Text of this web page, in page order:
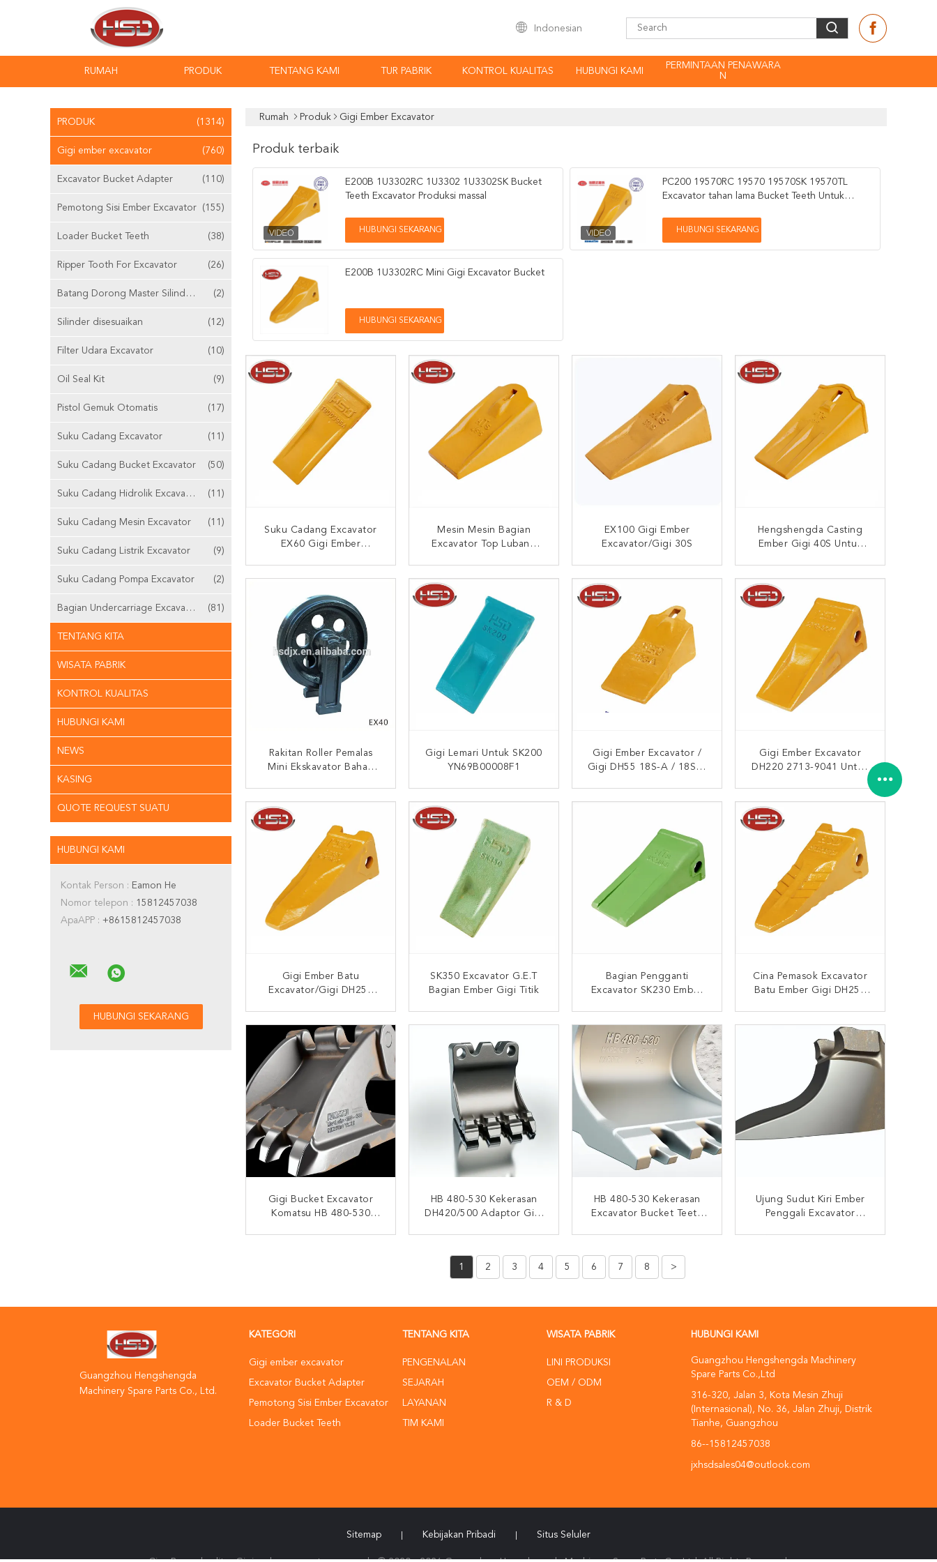
Indonesian
RUMAH PRODUK TENTANG KAMI TUR PABRIK KONTROL KUALITAS HUBUNGI KAMI
PERMINTAAN PENAWARA
N
PRODUK (1314)
Gigi ember excavator (760)
Excavator Bucket Adapter (110)
Pemotong Sisi Ember Excavator (155)
Loader Bucket Teeth (38)
Ripper Tooth For Excavator (26)
Batang Dorong Master Silinder Yang Dapat Disesuaikan (2)
Silinder disesuaikan (12)
Filter Udara Excavator (10)
Oil Seal Kit (9)
Pistol Gemuk Otomatis (17)
Suku Cadang Excavator (11)
Suku Cadang Bucket Excavator (50)
Suku Cadang Hidrolik Excavator (11)
Suku Cadang Mesin Excavator (11)
Suku Cadang Listrik Excavator (9)
Suku Cadang Pompa Excavator (2)
Bagian Undercarriage Excavator (81)
TENTANG KITA
WISATA PABRIK
KONTROL KUALITAS
HUBUNGI KAMI
NEWS
KASING
QUOTE REQUEST SUATU
HUBUNGI KAMI
Kontak Person : Eamon He
Nomor telepon : 15812457038
ApaAPP : +8615812457038
Rumah Produk Gigi Ember Excavator
Produk terbaik
E200B 1U3302RC 1U3302 1U3302SK Bucket
Teeth Excavator Produksi massal
HUBUNGI SEKARANG
PC200 19570RC 19570 19570SK 19570TL
Excavator tahan lama Bucket Teeth Untuk
HUBUNGI SEKARANG
E200B 1U3302RC Mini Gigi Excavator Bucket
HUBUNGI SEKARANG
Suku Cadang Excavator
EX60 Gigi Ember
HUBUNGI SEKARANG
Mesin Mesin Bagian
Excavator Top Lubang
Bergerak Bumi
HUBUNGI SEKARANG
EX100 Gigi Ember
Excavator/gigi 30S
HUBUNGI SEKARANG
Hengshengda Casting
Ember Gigi 40S Untuk
HUBUNGI SEKARANG
Rakitan Roller Pemalas
Mini Ekskavator Bahan
HUBUNGI SEKARANG
Gigi Lemari Untuk SK200
YN69B00008F1
HUBUNGI SEKARANG
Gigi Ember Excavator /
Gigi DH55 18S-A / 18S-B
HUBUNGI SEKARANG
Gigi Ember Excavator
DH220 2713-9041 Untuk
HUBUNGI SEKARANG
Gigi Ember Batu
Excavator/gigi DH258
HUBUNGI SEKARANG
SK350 Excavator G.E.T
Bagian Ember Gigi Titik
HUBUNGI SEKARANG
Bagian Pengganti
Excavator SK230 Ember
HUBUNGI SEKARANG
Cina Pemasok Excavator
Batu Ember Gigi DH258
HUBUNGI SEKARANG
Gigi Bucket Excavator
Komatsu HB 480-530
HB 480-530 Kekerasan
DH420/500 Adaptor Gigi
HB 480-530 Kekerasan
Excavator Bucket Teeth
Ujung Sudut Kiri Ember
Penggali Excavator
1 2 3 4 5 6 7 8 >
Guangzhou Hengshengda
Machinery Spare Parts Co., Ltd.
KATEGORI
Gigi ember excavator
Excavator Bucket Adapter
Pemotong Sisi Ember Excavator
Loader Bucket Teeth
TENTANG KITA
PENGENALAN
SEJARAH
LAYANAN
TIM KAMI
WISATA PABRIK
LINI PRODUKSI
OEM / ODM
R & D
HUBUNGI KAMI
Guangzhou Hengshengda Machinery
Spare Parts Co.,Ltd
316-320, Jalan 3, Kota Mesin Zhuji
(Internasional), No. 36, Jalan Zhuji, Distrik
Tianhe, Guangzhou
86--15812457038
jxhsdsales04@outlook.com
Sitemap Kebijakan Pribadi Situs Seluler